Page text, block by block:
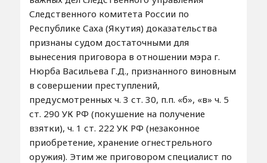
Следственного комитета России по
Республике Саха (Якутия) доказательства
признаны судом достаточными для
вынесения приговора в отношении мэра г.
Нюрба Васильева Г.Д., признанного виновным
в совершении преступлений,
предусмотренных ч. 3 ст. 30, п.п. «б», «в» ч. 5
ст. 290 УК РФ (покушение на получение
взятки), ч. 1 ст. 222 УК РФ (незаконное
приобретение, хранение огнестрельного
оружия). Этим же приговором специалист по